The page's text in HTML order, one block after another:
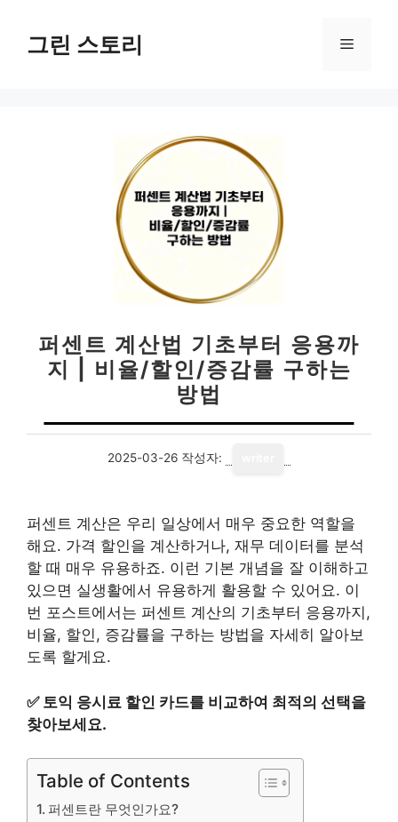
그린 스토리 메
퍼센트 계산법 기초부터 응용까
지 | 비율/할인/증감률 구하는
방법
2025-03-26 작성자:
퍼센트 계산은 우리 일상에서 매우 중요한 역할을
해요. 가격 할인을 계산하거나, 재무 데이터를 분석
할 때 매우 유용하죠. 이런 기본 개념을 잘 이해하고
있으면 실생활에서 유용하게 활용할 수 있어요. 이
번 포스트에서는 퍼센트 계산의 기초부터 응용까지,
비율, 할인, 증감률을 구하는 방법을 자세히 알아보
도록 할게요.
✅ 토익 응시료 할인 카드를 비교하여 최적의 선택을
찾아보세요.
Table of Contents
퍼센트란 무엇인가요?